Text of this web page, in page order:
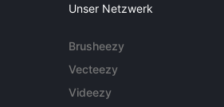
Unser Netzwerk
Brusheezy
Vecteezy
Videezy